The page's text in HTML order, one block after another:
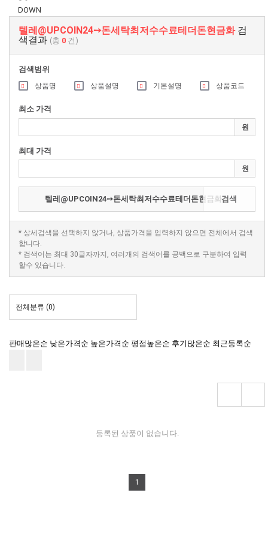
DOWN
텔레@UPCOIN24➙돈세탁최저수수료테더돈현금화검
색결과 (총 0 건)
검색범위
상품명 상품설명 기본설명 상품코드
최소 가격
원
최대 가격
원
검색
* 상세검색을 선택하지 않거나, 상품가격을 입력하지 않으면 전체에서 검색
합니다.
* 검색어는 최대 30글자까지, 여러개의 검색어를 공백으로 구분하여 입력
할수 있습니다.
전체분류 (0)
판매많은순 낮은가격순 높은가격순 평점높은순 후기많은순 최근등록순
등록된 상품이 없습니다.
1